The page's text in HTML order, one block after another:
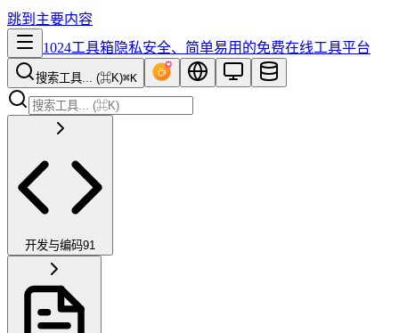
跳到主要内容
1024工具箱隐私安全、简单易用的免费在线工具平台
搜索工具... (⌘K)⌘K
开发与编码91